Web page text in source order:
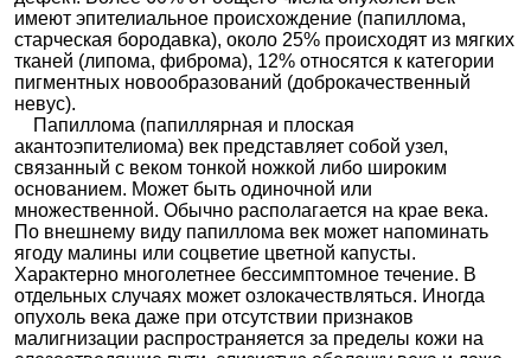
имеют эпителиальное происхождение (папиллома,
старческая бородавка), около 25% происходят из мягких
тканей (липома, фиброма), 12% относятся к категории
пигментных новообразований (доброкачественный
невус).
Папиллома (папиллярная и плоская
акантоэпителиома) век представляет собой узел,
связанный с веком тонкой ножкой либо широким
основанием. Может быть одиночной или
множественной. Обычно располагается на крае века.
По внешнему виду папиллома век может напоминать
ягоду малины или соцветие цветной капусты.
Характерно многолетнее бессимптомное течение. В
отдельных случаях может озлокачествляться. Иногда
опухоль века даже при отсутствии признаков
малигнизации распространяется за пределы кожи на